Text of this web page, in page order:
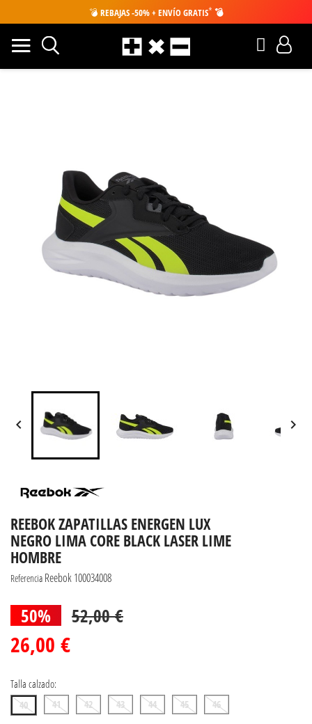
💣 REBAJAS -50% + ENVÍO GRATIS* 💣
 
REEBOK ZAPATILLAS ENERGEN LUX
NEGRO LIMA CORE BLACK LASER LIME
HOMBRE
Referencia Reebok 100034008
50% 52,00 €
26,00 €
Talla calzado:
40 41 42 43 44 45 46